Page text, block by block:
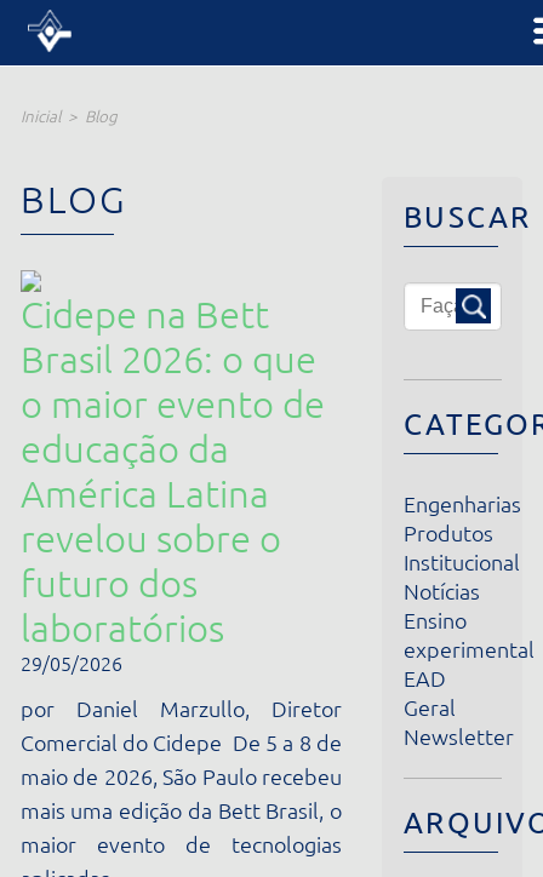
BLOG
Cidepe na Bett
Brasil 2026: o que
o maior evento de
educação da
América Latina
revelou sobre o
futuro dos
laboratórios
29/05/2026
por Daniel Marzullo, Diretor
Comercial do Cidepe De 5 a 8 de
maio de 2026, São Paulo recebeu
mais uma edição da Bett Brasil, o
maior evento de tecnologias
aplicadas...
VEJA +
CATEGORIAS
Engenharias
Institucional
Notícias
Ensino
experimental
Geral
Newsletter
ARQUIVOS
Fevereiro
2017